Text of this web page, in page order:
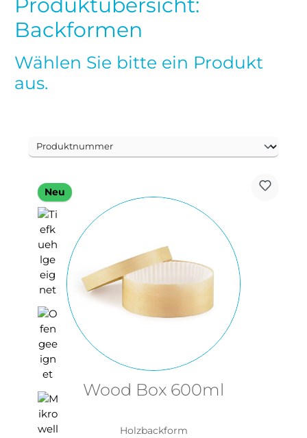
Produktübersicht:
Backformen
Wählen Sie bitte ein Produkt
aus.
Neu
Wood Box 600ml
Holzbackform